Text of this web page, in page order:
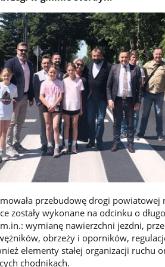
przebudowę drogi
zostały wykonane na odcinku o
wymianę nawierzchni jezdni,
obrzeży i oporników,
elementy stałej organizacji ruchu
chodnikach.